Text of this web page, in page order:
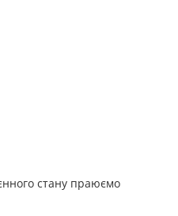
стану праюємо